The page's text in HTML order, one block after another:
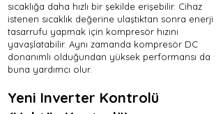
sıcaklığa daha hızlı bir şekilde erişebilir. Cihaz
istenen sıcaklık değerine ulaştıktan sonra enerji
tasarrufu yapmak için kompresör hızını
yavaşlatabilir. Aynı zamanda kompresör DC
donanımlı olduğundan yüksek performansı da
buna yardımcı olur.
Yeni Inverter Kontrolü